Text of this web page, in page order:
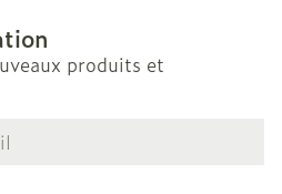
produits et